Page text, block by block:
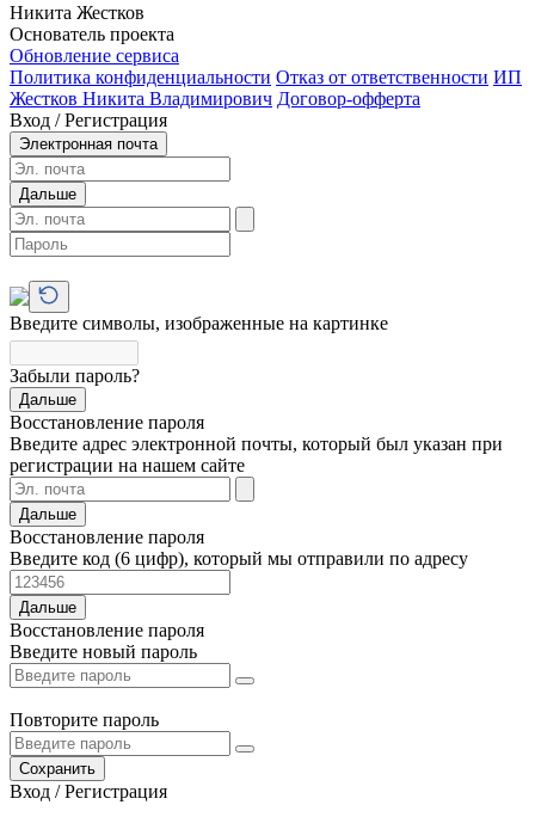
Никита Жестков
Основатель проекта
Обновление сервиса
Политика конфиденциальности Отказ от ответственности ИП
Жестков Никита Владимирович Договор-офферта
Вход / Регистрация
Электронная почта
Дальше
Введите символы, изображенные на картинке
Забыли пароль?
Дальше
Восстановление пароля
Введите адрес электронной почты, который был указан при
регистрации на нашем сайте
Дальше
Восстановление пароля
Введите код (6 цифр), который мы отправили по адресу
Дальше
Восстановление пароля
Введите новый пароль
Повторите пароль
Сохранить
Вход / Регистрация